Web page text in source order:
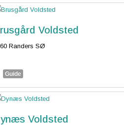
Voldsted
Randers SØ
Guide
Voldsted